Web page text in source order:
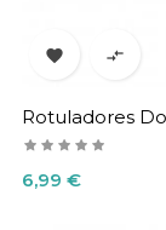
 
Rotuladores
Precio
6,99 €